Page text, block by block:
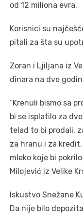
od 12 miliona evra.
Korisnici su
pitali za šta su
Zoran i Ljiljana iz
dinara na dve
“Krenuli bismo sa
bi se isplatilo za
telad to bi prodali,
za hranu i za
mleko koje bi
Milojević iz Velike
Iskustvo Snežane
Da nije bilo